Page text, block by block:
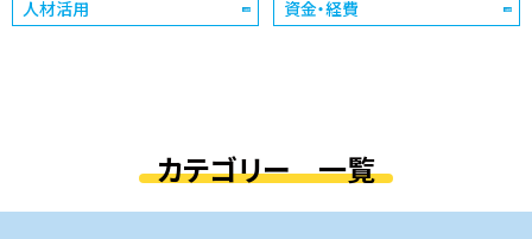
人材活用
資金・経費
カテゴリー 一覧